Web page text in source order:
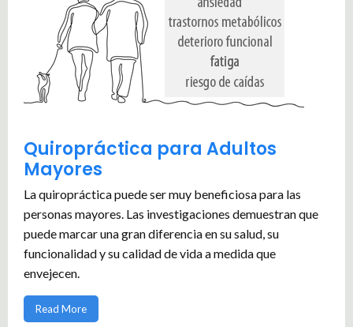
Quiropráctica para Adultos
Mayores
La quiropráctica puede ser muy beneficiosa para las
personas mayores. Las investigaciones demuestran que
puede marcar una gran diferencia en su salud, su
funcionalidad y su calidad de vida a medida que
envejecen.
Read More